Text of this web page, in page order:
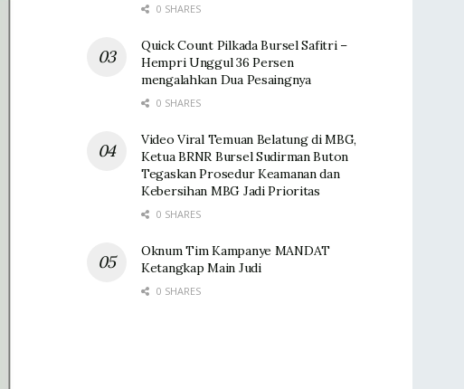
0 SHARES
Quick Count Pilkada Bursel Safitri –
Hempri Unggul 36 Persen
mengalahkan Dua Pesaingnya
0 SHARES
Video Viral Temuan Belatung di MBG,
Ketua BRNR Bursel Sudirman Buton
Tegaskan Prosedur Keamanan dan
Kebersihan MBG Jadi Prioritas
0 SHARES
Oknum Tim Kampanye MANDAT
Ketangkap Main Judi
0 SHARES